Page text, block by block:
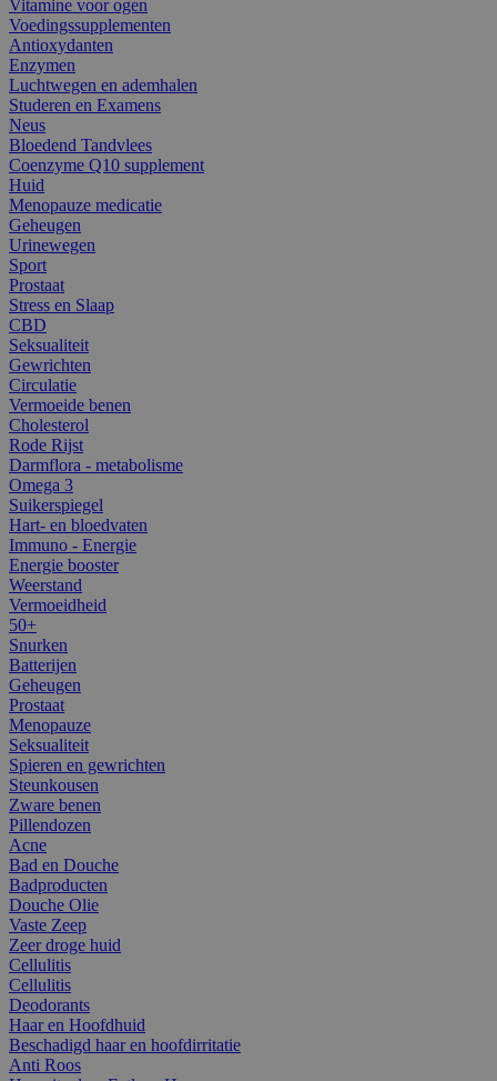
Vitamine voor ogen
Voedingssupplementen
Antioxydanten
Enzymen
Luchtwegen en ademhalen
Studeren en Examens
Neus
Bloedend Tandvlees
Coenzyme Q10 supplement
Huid
Menopauze medicatie
Geheugen
Urinewegen
Sport
Prostaat
Stress en Slaap
CBD
Seksualiteit
Gewrichten
Circulatie
Vermoeide benen
Cholesterol
Rode Rijst
Darmflora - metabolisme
Omega 3
Suikerspiegel
Hart- en bloedvaten
Immuno - Energie
Energie booster
Weerstand
Vermoeidheid
50+
Snurken
Batterijen
Geheugen
Prostaat
Menopauze
Seksualiteit
Spieren en gewrichten
Steunkousen
Zware benen
Pillendozen
Acne
Bad en Douche
Badproducten
Douche Olie
Vaste Zeep
Zeer droge huid
Cellulitis
Cellulitis
Deodorants
Haar en Hoofdhuid
Beschadigd haar en hoofdirritatie
Anti Roos